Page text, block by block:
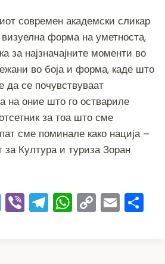
современ академски сликар
визуелна форма на уметноста,
за најзначајните моменти во
во боја и форма, каде што
да се почувствуваат
на оние што го оствариле
за тоа што сме
сме поминале како нација –
за Култура и туриза Зоран
M Vi T W C E